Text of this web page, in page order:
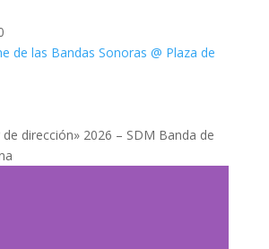
de dirección» 2026 – SDM Banda de